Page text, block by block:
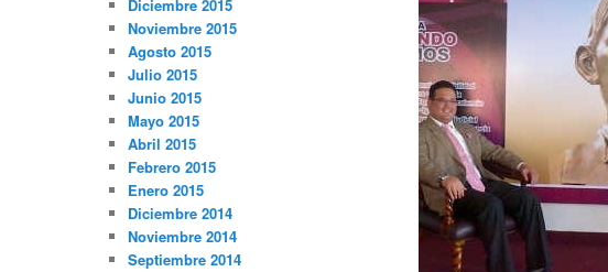
Diciembre 2015
Noviembre 2015
Agosto 2015
Julio 2015
Junio 2015
Mayo 2015
Abril 2015
Febrero 2015
Enero 2015
Diciembre 2014
Noviembre 2014
Septiembre 2014